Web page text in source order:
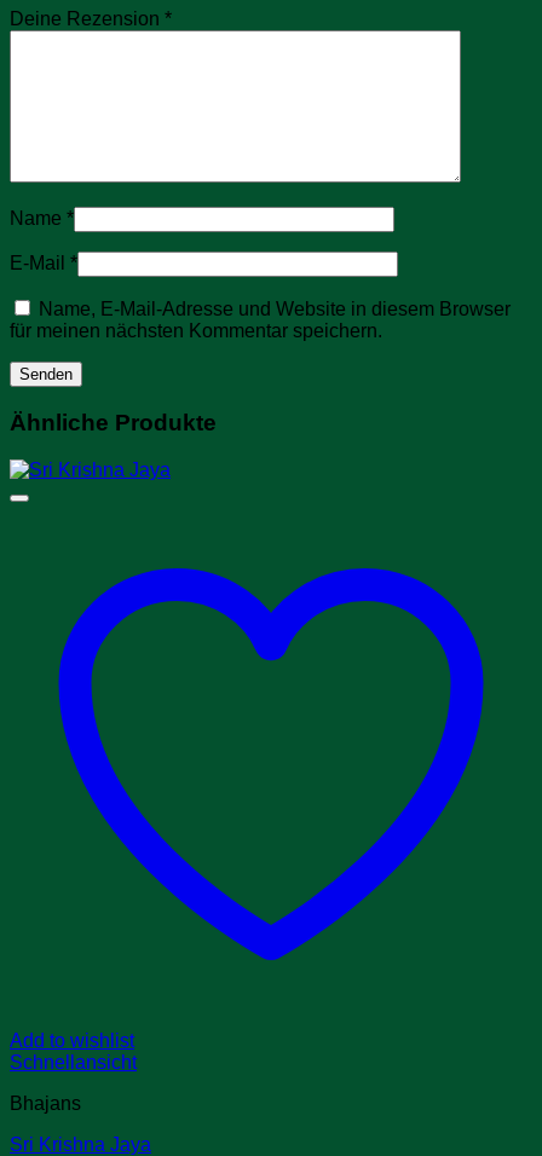
Deine Rezension *
Name *
E-Mail *
Name, E-Mail-Adresse und Website in diesem Browser
für meinen nächsten Kommentar speichern.
Ähnliche Produkte
Add to wishlist
Schnellansicht
Bhajans
Sri Krishna Jaya